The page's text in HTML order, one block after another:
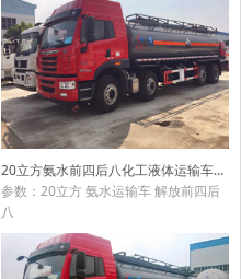
20立方氨水前四后八化工液体运输车（18吨）
参数：20立方 氨水运输车 解放前四后
八